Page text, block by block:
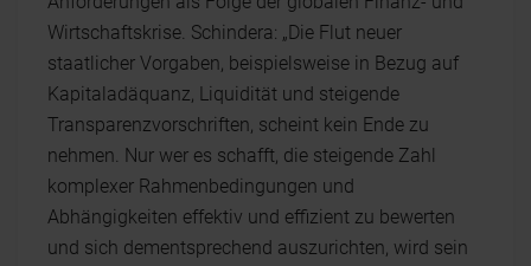
Wirtschaftskrise. Schindera: „Die Flut neuer
staatlicher Vorgaben, beispielsweise in Bezug auf
Kapitaladäquanz, Liquidität und steigende
Transparenzvorschriften, scheint kein Ende zu
nehmen. Nur wer es schafft, die steigende Zahl
komplexer Rahmenbedingungen und
Abhängigkeiten effektiv und effizient zu bewerten
und sich dementsprechend auszurichten, wird sein